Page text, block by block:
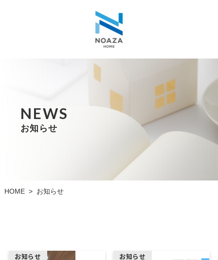
NEWS
お知らせ
HOME > お知らせ
お知らせ お知らせ